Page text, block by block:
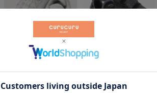
サイドロゴスパイクレスシ
マスターバニー
【コードカオス】【撥水】
イクレスシューズ